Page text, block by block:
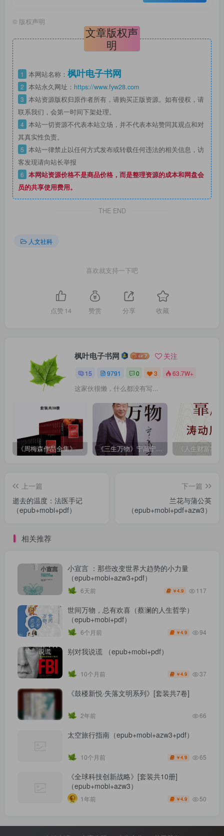
© 版权声明
文章版权声
明
1 本网站名称： 枫叶电子书网
2 本站永久网址： https://www.fyw28.com
3 本站资源版权归原作者所有，请购买正版资源。如有侵权，请
联系我们，会第一时间下架处理。
4 本站一切资源不代表本站立场，并不代表本站赞同其观点和对
其真实性负责。
5 本站一律禁止以任何方式发布或转载任何违法的相关信息，访
客发现请向站长举报
6 本网站资源价格不是商品价格，而是整理资源的成本和网盘会
员的共享使用费用。
THE END
人文社科
喜欢就支持一下吧
点赞 14 赞赏 分享 收藏
枫叶电子书网 关注
15 9791 0 3 63.7W+
这家伙很懒，什么都没有写...
《周梅森作品全集》[共30册] 《三生万物》宁高宁（epub+mobi+azw3+pdf）
上一篇
逝去的温度：法医手记
（epub+mobi+pdf）
下一篇
兰花与蒲公英
（epub+mobi+pdf+azw3）
相关推荐
小宣言 ：那些改变世界大趋势的小力量
（epub+mobi+azw3+pdf）
6天前 ￥4.9 117
世间万物，总有欢喜（蔡澜的人生哲学）
（epub+mobi+pdf）
6个月前 ￥4.9 94
别对我说谎 （epub+mobi+pdf）
10个月前 ￥4.9 37
《鼓楼新悦·失落文明系列》[套装共7卷]
2年前 66
太空旅行指南（epub+mobi+azw3+pdf）
10个月前 ￥4.9 65
《全球科技创新战略》[套装共10册]
（epub+mobi+azw3）
1年前 ￥4.9 50